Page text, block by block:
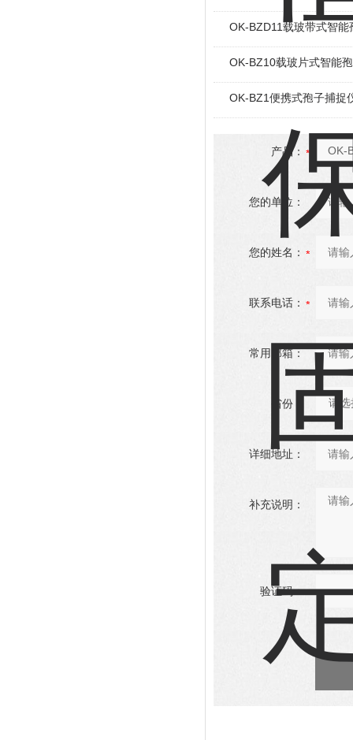
OK-BZD11载玻带式智能
OK-BZ10载玻片式智能
OK-BZ1便携式孢子捕捉
产品：
您的单位：
您的姓名：
联系电话：
常用邮箱：
省份：
详细地址：
补充说明：
验证码：